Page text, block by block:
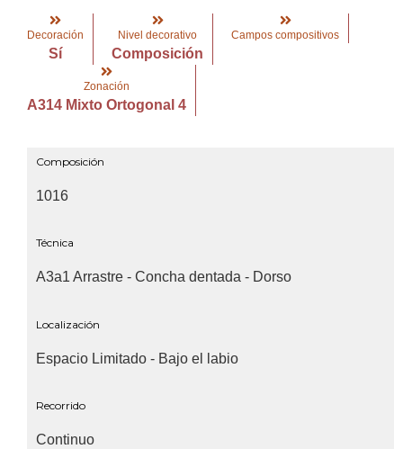
Decoración
Sí
Nivel decorativo
Composición
Campos compositivos
Zonación
A314 Mixto Ortogonal 4
Composición
1016
Técnica
A3a1 Arrastre - Concha dentada - Dorso
Localización
Espacio Limitado - Bajo el labio
Recorrido
Continuo